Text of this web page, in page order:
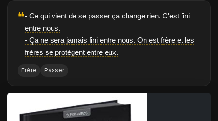
❝- Ce qui vient de se passer ça change rien. C'est fini
entre nous.
- Ça ne sera jamais fini entre nous. On est frère et les
frères se protègent entre eux.
Frère Passer